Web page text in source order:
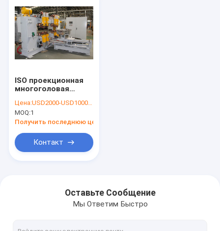
ISO проекционная
многоголовая
50 мм удар
Цена:USD2000-USD100000
MOQ:1
Получить последнюю цену
Контакт
Оставьте Сообщение
Мы Ответим Быстро